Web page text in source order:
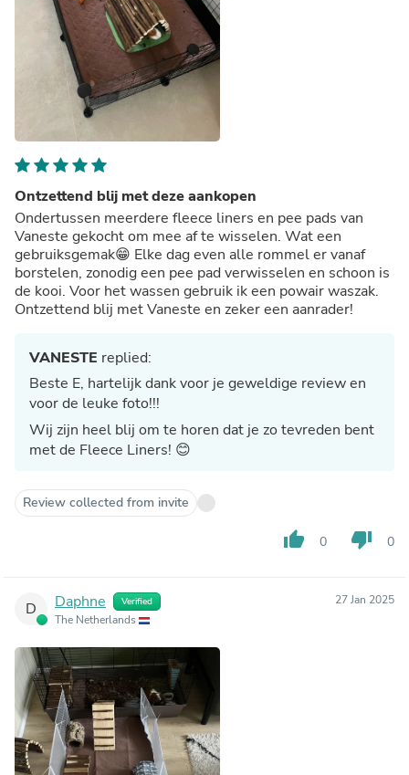
Ontzettend blij met deze aankopen
Ondertussen meerdere fleece liners en pee pads van
Vaneste gekocht om mee af te wisselen. Wat een
gebruiksgemak😁 Elke dag even alle rommel er vanaf
borstelen, zonodig een pee pad verwisselen en schoon is
de kooi. Voor het wassen gebruik ik een powair waszak.
Ontzettend blij met Vaneste en zeker een aanrader!
VANESTE replied:
Beste E, hartelijk dank voor je geweldige review en
voor de leuke foto!!!
Wij zijn heel blij om te horen dat je zo tevreden bent
met de Fleece Liners! 😊
Review collected from invite
thumb_up 0 thumb_down 0
D Daphne Verified
The Netherlands
27 Jan 2025